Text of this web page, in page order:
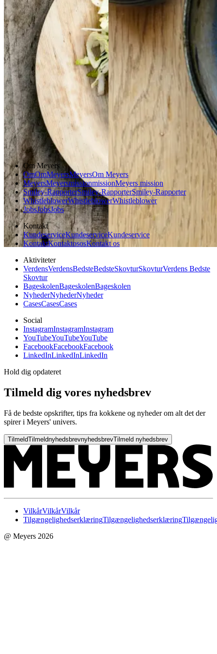
Gem opskrift
Aftensmad
Forårsmad
Sommermad
Dansk mad
Gem opskrift
Aftensmad
Om Meyers
OmOmMeyersMeyersOm Meyers
MeyersMeyersmissionmissionMeyers mission
Smiley-RapporterSmiley-RapporterSmiley-Rapporter
WhistleblowerWhistleblowerWhistleblower
JobsJobsJobs
Kontakt
KundeserviceKundeserviceKundeservice
KontaktKontaktososKontakt os
Aktiviteter
VerdensVerdensBedsteBedsteSkovturSkovturVerdens Bedste
Skovtur
BageskolenBageskolenBageskolen
NyhederNyhederNyheder
CasesCasesCases
Social
InstagramInstagramInstagram
YouTubeYouTubeYouTube
FacebookFacebookFacebook
LinkedInLinkedInLinkedIn
Hold dig opdateret
Tilmeld dig vores nyhedsbrev
Få de bedste opskrifter, tips fra kokkene og nyheder om alt det der
spirer i Meyers' univers.
TilmeldTilmeldnyhedsbrevnyhedsbrevTilmeld nyhedsbrev
VilkårVilkårVilkår
TilgængelighedserklæringTilgængelighedserklæring
@ Meyers 2026